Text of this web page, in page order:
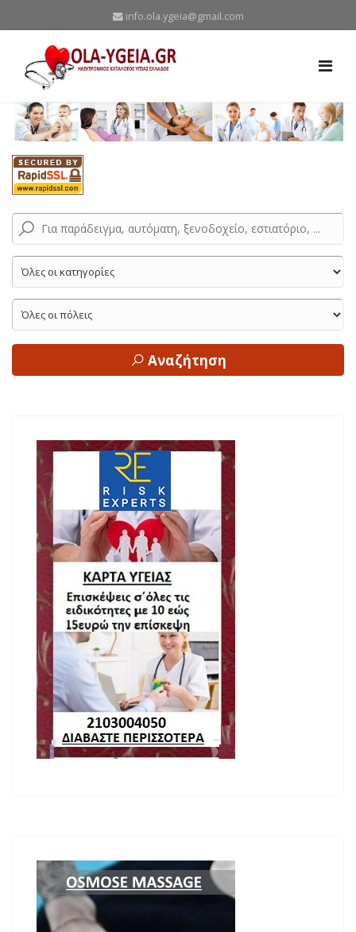
info.ola.ygeia@gmail.com
Αναζήτηση